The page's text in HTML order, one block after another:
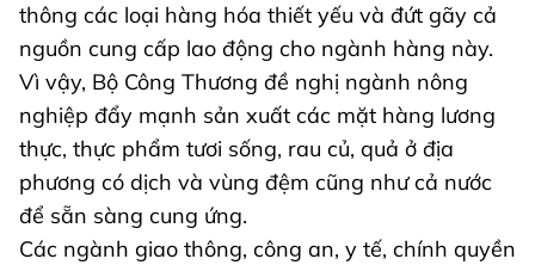
thông các loại hàng hóa thiết yếu và đứt gãy cả
nguồn cung cấp lao động cho ngành hàng này.
Vì vậy, Bộ Công Thương đề nghị ngành nông
nghiệp đẩy mạnh sản xuất các mặt hàng lương
thực, thực phẩm tươi sống, rau củ, quả ở địa
phương có dịch và vùng đệm cũng như cả nước
để sẵn sàng cung ứng.
Các ngành giao thông, công an, y tế, chính quyền